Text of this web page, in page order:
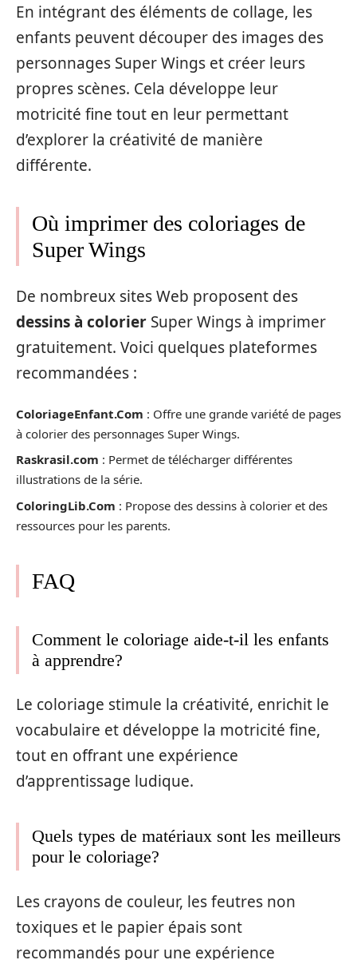
En intégrant des éléments de collage, les
enfants peuvent découper des images des
personnages Super Wings et créer leurs
propres scènes. Cela développe leur
motricité fine tout en leur permettant
d’explorer la créativité de manière
différente.
Où imprimer des coloriages de
Super Wings
De nombreux sites Web proposent des
dessins à colorier Super Wings à imprimer
gratuitement. Voici quelques plateformes
recommandées :
ColoriageEnfant.Com : Offre une grande variété de pages
à colorier des personnages Super Wings.
Raskrasil.com : Permet de télécharger différentes
illustrations de la série.
ColoringLib.Com : Propose des dessins à colorier et des
ressources pour les parents.
FAQ
Comment le coloriage aide-t-il les enfants
à apprendre?
Le coloriage stimule la créativité, enrichit le
vocabulaire et développe la motricité fine,
tout en offrant une expérience
d’apprentissage ludique.
Quels types de matériaux sont les meilleurs
pour le coloriage?
Les crayons de couleur, les feutres non
toxiques et le papier épais sont
recommandés pour une expérience